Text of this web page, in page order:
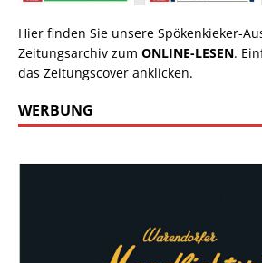
Hier finden Sie unsere Spökenkieker-
Zeitungsarchiv zum ONLINE-LESEN.
das Zeitungscover anklicken.
WERBUNG